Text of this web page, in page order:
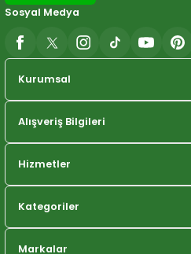
Kurumsal
Alışveriş Bilgileri
Hizmetler
Kategoriler
Markalar
Sosyal Medya